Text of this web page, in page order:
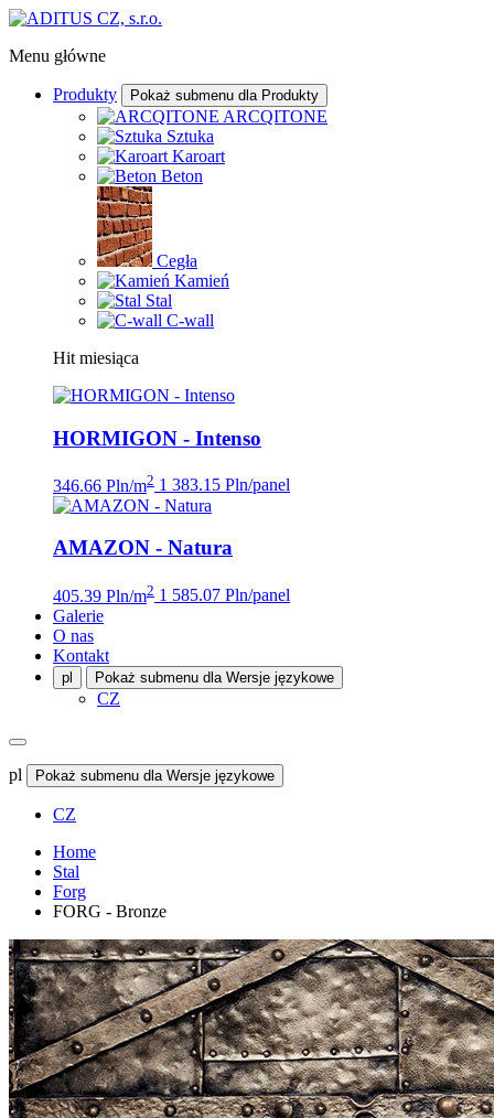
Menu główne
Produkty Pokaż submenu dla Produkty
ARCQITONE
Sztuka
Karoart
Beton
Cegła
Kamień
Stal
C-wall
Hit miesiąca
HORMIGON - Intenso
346.66 Pln/m2 1 383.15 Pln/panel
AMAZON - Natura
405.39 Pln/m2 1 585.07 Pln/panel
Galerie
O nas
Kontakt
pl Pokaż submenu dla Wersje językowe
CZ
pl Pokaż submenu dla Wersje językowe
CZ
Home
Stal
Forg
FORG - Bronze